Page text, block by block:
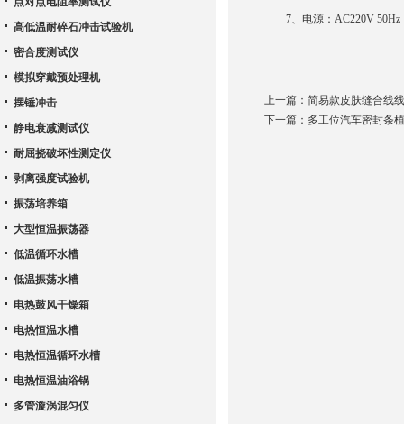
7、电源：AC220V 50Hz
上一篇： 简易款皮肤缝合线
下一篇： 多工位汽车密封条
高低温耐碎石冲击试验机
密合度测试仪
模拟穿戴预处理机
摆锤冲击
静电衰减测试仪
耐屈挠破坏性测定仪
剥离强度试验机
振荡培养箱
大型恒温振荡器
低温循环水槽
低温振荡水槽
电热鼓风干燥箱
电热恒温水槽
电热恒温循环水槽
电热恒温油浴锅
多管漩涡混匀仪